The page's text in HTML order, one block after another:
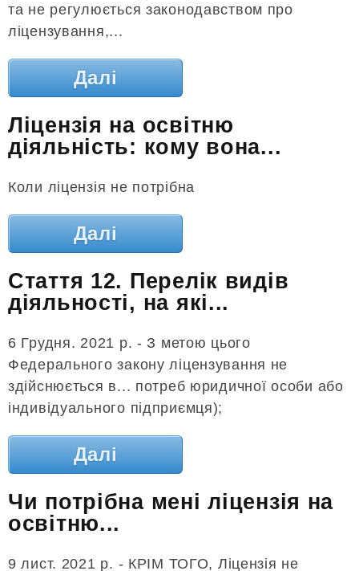
та не регулюється законодавством про
ліцензування,...
Далі
Ліцензія на освітню
діяльність: кому вона...
Коли ліцензія не потрібна
Далі
Стаття 12. Перелік видів
діяльності, на які...
6 Грудня. 2021 р. - З метою цього
Федерального закону ліцензування не
здійснюється в... потреб юридичної особи або
індивідуального підприємця);
Далі
Чи потрібна мені ліцензія на
освітню...
9 лист. 2021 р. - КРІМ ТОГО, Ліцензія не